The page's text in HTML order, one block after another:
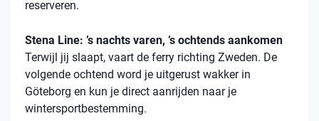
reserveren.
Stena Line: ’s nachts varen, ’s ochtends aankomen
Terwijl jij slaapt, vaart de ferry richting Zweden. De
volgende ochtend word je uitgerust wakker in
Göteborg en kun je direct aanrijden naar je
wintersportbestemming.